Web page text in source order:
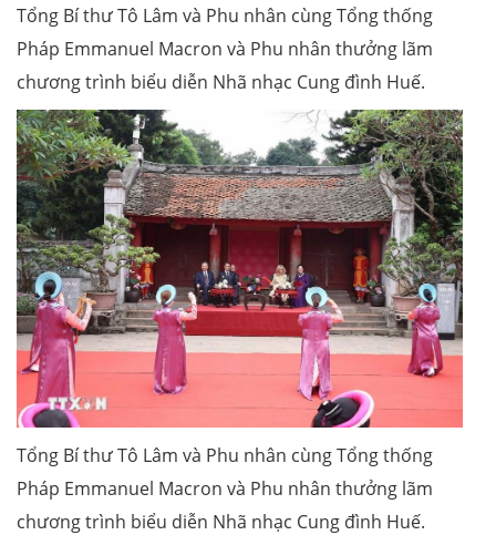
Tổng Bí thư Tô Lâm và Phu nhân cùng Tổng thống
Pháp Emmanuel Macron và Phu nhân thưởng lãm
chương trình biểu diễn Nhã nhạc Cung đình Huế.
Tổng Bí thư Tô Lâm và Phu nhân cùng Tổng thống
Pháp Emmanuel Macron và Phu nhân thưởng lãm
chương trình biểu diễn Nhã nhạc Cung đình Huế.